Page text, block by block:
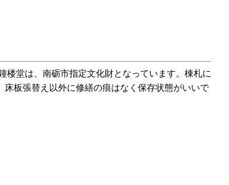
堂は、南砺市指定文化財となっています。棟札に
板張替え以外に修繕の痕はなく保存状態がいいで